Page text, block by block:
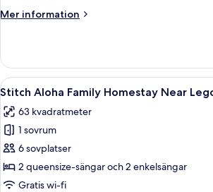
Legoland
Mer information
Mer
Jungle
Family
Homestay
Legoland
w
Slide
Öppna
alla
foton
för
Stitch
Aloha
Family
En lekplats
40
Stitch Aloha Family Homestay Near
63 kvadratmeter
1 sovrum
6 sovplatser
2 queensize-sängar och 2 enkelsängar
Gratis wi-fi